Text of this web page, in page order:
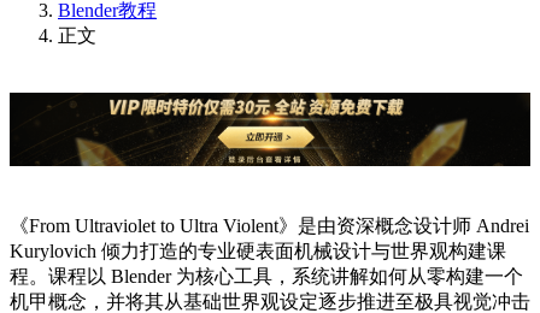
Blender教程
正文
《From Ultraviolet to Ultra Violent》是由资深概念设计师 Andrei
Kurylovich 倾力打造的专业硬表面机械设计与世界观构建课
程。课程以 Blender 为核心工具，系统讲解如何从零构建一个
机甲概念，并将其从基础世界观设定逐步推进至极具视觉冲击